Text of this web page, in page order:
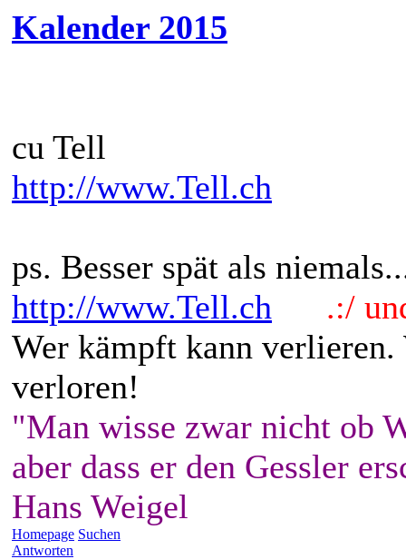
Kalender 2015
cu Tell
http://www.Tell.ch
ps. Besser spät als
http://www.Tell.ch
.:/
Wer kämpft kann
verloren!
"Man wisse zwar nicht ob
aber dass er den Gessler
Hans Weigel
Homepage Suchen
Antworten